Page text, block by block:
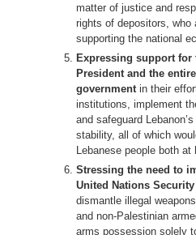
matter of justice and
rights of depositors, who
supporting the national
Expressing support for
President and the
governmentin their
institutions, implement
and safeguard
stability, all of which
Lebanese people both at
Stressing the need to
United Nations
dismantle illegal
and non-Palestinian
arms possession solely